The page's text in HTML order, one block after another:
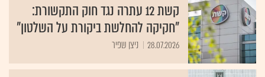
קשת 12 עתרה נגד חוק התקשורת:
"חקיקה להחלשת ביקורת על השלטון"
28.07.2026 ניצן שפיר